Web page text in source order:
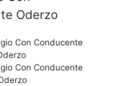
Oderzo
Con Conducente
Con Conducente